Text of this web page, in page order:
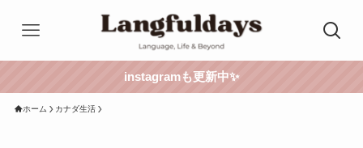
instagramも更新中✨
ホーム カナダ生活